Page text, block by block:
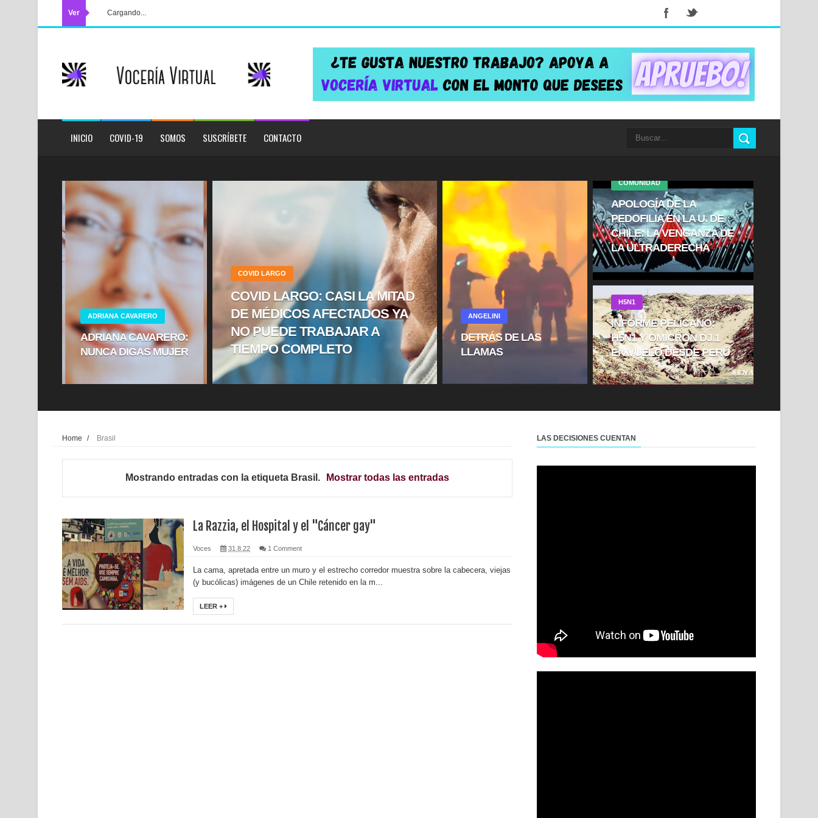
Ver Cargando...
INICIO COVID-19 SOMOS SUSCRÍBETE CONTACTO
ADRIANA CAVARERO
ADRIANA CAVARERO:
NUNCA DIGAS MUJER
COVID LARGO
COVID LARGO: CASI LA MITAD
DE MÉDICOS AFECTADOS YA
NO PUEDE TRABAJAR A
TIEMPO COMPLETO
ANGELINI
DETRÁS DE LAS
LLAMAS
COMUNIDAD
APOLOGÍA DE LA
PEDOFILIA EN LA U. DE
CHILE: LA VENGANZA DE
LA ULTRADERECHA
H5N1
INFORME PELÍCANO:
H5N1 Y OMICRON DJ.1
EN VUELO DESDE PERÚ
Home / Brasil
Mostrando entradas con la etiqueta Brasil . Mostrar todas las entradas
La Razzia, el Hospital y el "Cáncer gay"
Voces 31.8.22 1 Comment
La cama, apretada entre un muro y el estrecho corredor muestra sobre la cabecera, viejas
(y bucólicas) imágenes de un Chile retenido en la m...
LEER +
LAS DECISIONES CUENTAN